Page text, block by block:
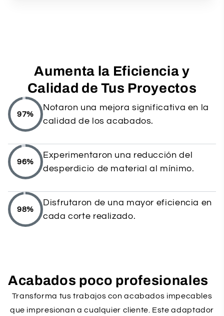
Aumenta la Eficiencia y
Calidad de Tus Proyectos
97%
Notaron una mejora significativa en la
calidad de los acabados.
96%
Experimentaron una reducción del
desperdicio de material al mínimo.
98%
Disfrutaron de una mayor eficiencia en
cada corte realizado.
Acabados poco profesionales
Transforma tus trabajos con acabados impecables
que impresionan a cualquier cliente. Este adaptador